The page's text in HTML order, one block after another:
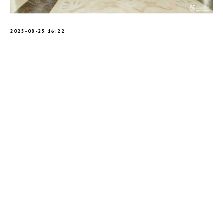
2025-08-25 16:22